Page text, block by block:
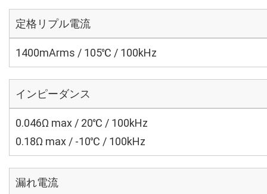
定格リプル電流
1400mArms / 105℃ / 100kHz
インピーダンス
0.046Ω max / 20℃ / 100kHz
0.18Ω max / -10℃ / 100kHz
漏れ電流